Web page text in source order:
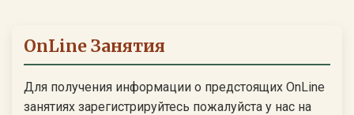
OnLine Занятия
Для получения информации о предстоящих OnLine
занятиях зарегистрируйтесь пожалуйста у нас на